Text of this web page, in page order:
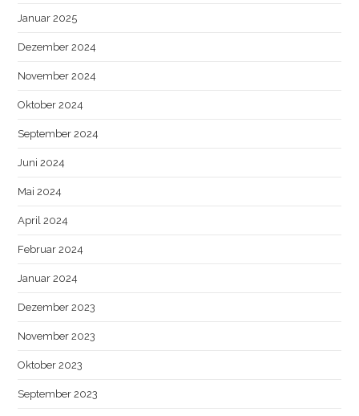
Januar 2025
Dezember 2024
November 2024
Oktober 2024
September 2024
Juni 2024
Mai 2024
April 2024
Februar 2024
Januar 2024
Dezember 2023
November 2023
Oktober 2023
September 2023